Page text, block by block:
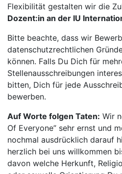
Flexibilität gestalten wir die
Dozent:in an der IU
Bitte beachte, dass wir
datenschutzrechtlichen
können. Falls Du Dich für
Stellenausschreibungen
bitten, Dich für jede
bewerben.
Auf Worte folgen Taten: Wir
Of Everyone” sehr ernst und
nochmal ausdrücklich darauf
herzlich bei uns willkommen
davon welche Herkunft,